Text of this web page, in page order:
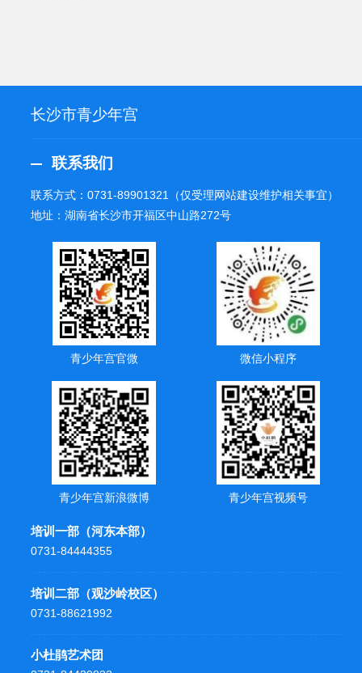
长沙市青少年宫
联系我们
联系方式：0731-89901321 （仅受理网站建设维护相关事宜）
地址：湖南省长沙市开福区中山路272号
青少年宫官微 微信小程序
青少年宫新浪微博 青少年宫视频号
培训一部（河东本部）
0731-84444355
培训二部（观沙岭校区）
0731-88621992
小杜鹃艺术团